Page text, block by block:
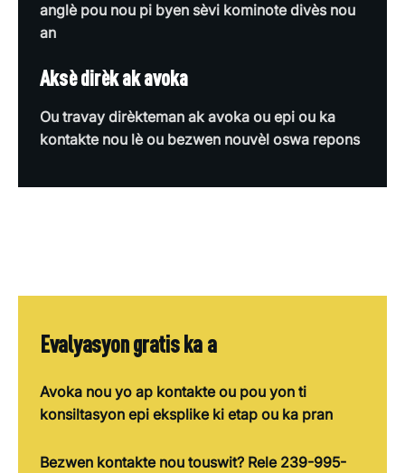
anglè pou nou pi byen sèvi kominote divès nou
an
Aksè dirèk ak avoka
Ou travay dirèkteman ak avoka ou epi ou ka
kontakte nou lè ou bezwen nouvèl oswa repons
Evalyasyon gratis ka a
Avoka nou yo ap kontakte ou pou yon ti
konsiltasyon epi eksplike ki etap ou ka pran
Bezwen kontakte nou touswit? Rele 239-995-